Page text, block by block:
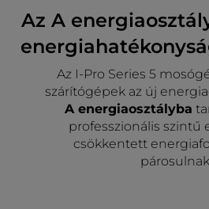
Az A
Az I-Pro Series 5
szárítógépek az új
A energiaosztályba
professzionális szintű
csökkentett
párosulnak.